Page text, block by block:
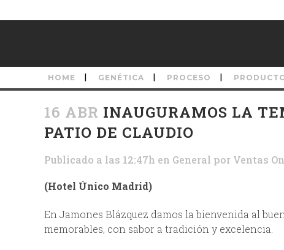
HOME GENÉTICA PROCESO
16 ABR INAUGURAMOS LA
PATIO DE CLAUDIO
Publicado a las 12:47h en General por Ventas
(Hotel Único Madrid)
En Jamones Blázquez damos la bienvenida al
memorables, con sabor a tradición y excelencia.